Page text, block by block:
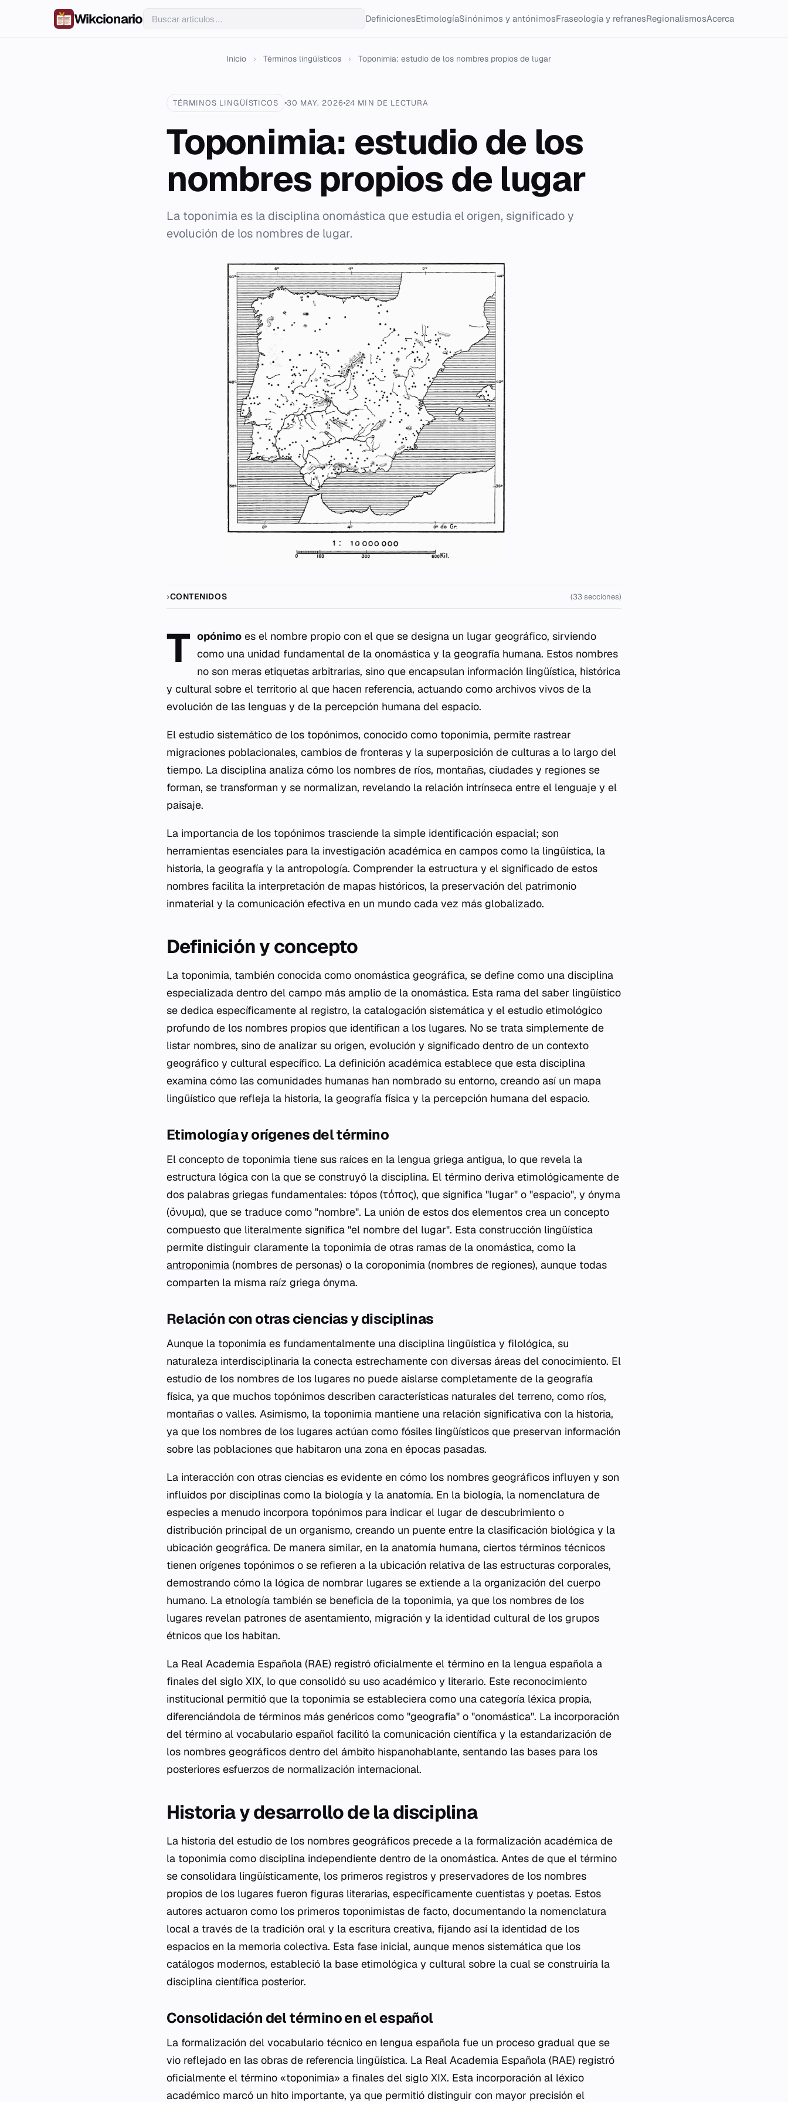
Wikcionario DefinicionesEtimologíaSinónimos y antónimosFraseología y refranesRegionalismosAcerca
Inicio › Términos lingüísticos › Toponimia: estudio de los nombres propios de lugar
TÉRMINOS LINGÜÍSTICOS 30 MAY. 202624 MIN DE LECTURA
Toponimia: estudio de los
nombres propios de lugar
La toponimia es la disciplina onomástica que estudia el origen, significado y
evolución de los nombres de lugar.
CONTENIDOS (33 secciones)
T opónimo es el nombre propio con el que se designa un lugar geográfico, sirviendo
como una unidad fundamental de la onomástica y la geografía humana. Estos nombres
no son meras etiquetas arbitrarias, sino que encapsulan información lingüística, histórica
y cultural sobre el territorio al que hacen referencia, actuando como archivos vivos de la
evolución de las lenguas y de la percepción humana del espacio.
El estudio sistemático de los topónimos, conocido como toponimia, permite rastrear
migraciones poblacionales, cambios de fronteras y la superposición de culturas a lo largo del
tiempo. La disciplina analiza cómo los nombres de ríos, montañas, ciudades y regiones se
forman, se transforman y se normalizan, revelando la relación intrínseca entre el lenguaje y el
paisaje.
La importancia de los topónimos trasciende la simple identificación espacial; son
herramientas esenciales para la investigación académica en campos como la lingüística, la
historia, la geografía y la antropología. Comprender la estructura y el significado de estos
nombres facilita la interpretación de mapas históricos, la preservación del patrimonio
inmaterial y la comunicación efectiva en un mundo cada vez más globalizado.
Definición y concepto
La toponimia, también conocida como onomástica geográfica, se define como una disciplina
especializada dentro del campo más amplio de la onomástica. Esta rama del saber lingüístico
se dedica específicamente al registro, la catalogación sistemática y el estudio etimológico
profundo de los nombres propios que identifican a los lugares. No se trata simplemente de
listar nombres, sino de analizar su origen, evolución y significado dentro de un contexto
geográfico y cultural específico. La definición académica establece que esta disciplina
examina cómo las comunidades humanas han nombrado su entorno, creando así un mapa
lingüístico que refleja la historia, la geografía física y la percepción humana del espacio.
Etimología y orígenes del término
El concepto de toponimia tiene sus raíces en la lengua griega antigua, lo que revela la
estructura lógica con la que se construyó la disciplina. El término deriva etimológicamente de
dos palabras griegas fundamentales: tópos (τόπος), que significa "lugar" o "espacio", y ónyma
(ὄνυμα), que se traduce como "nombre". La unión de estos dos elementos crea un concepto
compuesto que literalmente significa "el nombre del lugar". Esta construcción lingüística
permite distinguir claramente la toponimia de otras ramas de la onomástica, como la
antroponimia (nombres de personas) o la coroponimia (nombres de regiones), aunque todas
comparten la misma raíz griega ónyma.
Relación con otras ciencias y disciplinas
Aunque la toponimia es fundamentalmente una disciplina lingüística y filológica, su
naturaleza interdisciplinaria la conecta estrechamente con diversas áreas del conocimiento. El
estudio de los nombres de los lugares no puede aislarse completamente de la geografía
física, ya que muchos topónimos describen características naturales del terreno, como ríos,
montañas o valles. Asimismo, la toponimia mantiene una relación significativa con la historia,
ya que los nombres de los lugares actúan como fósiles lingüísticos que preservan información
sobre las poblaciones que habitaron una zona en épocas pasadas.
La interacción con otras ciencias es evidente en cómo los nombres geográficos influyen y son
influidos por disciplinas como la biología y la anatomía. En la biología, la nomenclatura de
especies a menudo incorpora topónimos para indicar el lugar de descubrimiento o
distribución principal de un organismo, creando un puente entre la clasificación biológica y la
ubicación geográfica. De manera similar, en la anatomía humana, ciertos términos técnicos
tienen orígenes topónimos o se refieren a la ubicación relativa de las estructuras corporales,
demostrando cómo la lógica de nombrar lugares se extiende a la organización del cuerpo
humano. La etnología también se beneficia de la toponimia, ya que los nombres de los
lugares revelan patrones de asentamiento, migración y la identidad cultural de los grupos
étnicos que los habitan.
La Real Academia Española (RAE) registró oficialmente el término en la lengua española a
finales del siglo XIX, lo que consolidó su uso académico y literario. Este reconocimiento
institucional permitió que la toponimia se estableciera como una categoría léxica propia,
diferenciándola de términos más genéricos como "geografía" o "onomástica". La incorporación
del término al vocabulario español facilitó la comunicación científica y la estandarización de
los nombres geográficos dentro del ámbito hispanohablante, sentando las bases para los
posteriores esfuerzos de normalización internacional.
Historia y desarrollo de la disciplina
La historia del estudio de los nombres geográficos precede a la formalización académica de
la toponimia como disciplina independiente dentro de la onomástica. Antes de que el término
se consolidara lingüísticamente, los primeros registros y preservadores de los nombres
propios de los lugares fueron figuras literarias, específicamente cuentistas y poetas. Estos
autores actuaron como los primeros toponimistas de facto, documentando la nomenclatura
local a través de la tradición oral y la escritura creativa, fijando así la identidad de los
espacios en la memoria colectiva. Esta fase inicial, aunque menos sistemática que los
catálogos modernos, estableció la base etimológica y cultural sobre la cual se construiría la
disciplina científica posterior.
Consolidación del término en el español
La formalización del vocabulario técnico en lengua española fue un proceso gradual que se
vio reflejado en las obras de referencia lingüística. La Real Academia Española (RAE) registró
oficialmente el término «toponimia» a finales del siglo XIX. Esta incorporación al léxico
académico marcó un hito importante, ya que permitió distinguir con mayor precisión el